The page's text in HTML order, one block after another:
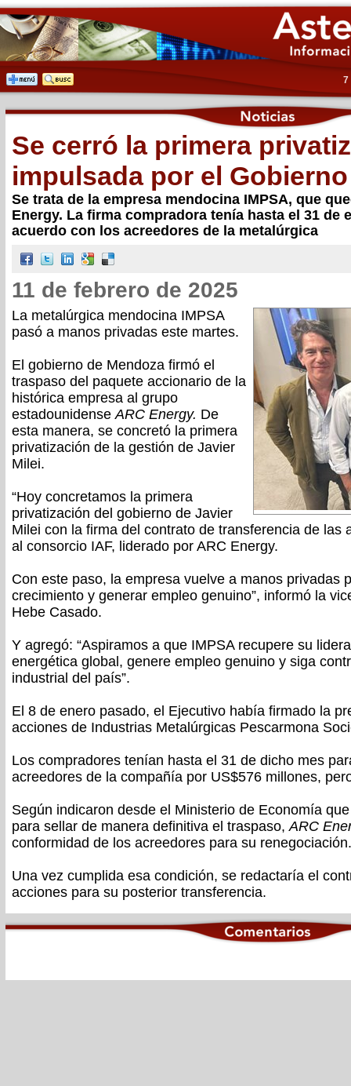
7
Se cerró la primera
impulsada por el
Se trata de la empresa mendocina IMPSA, que
Energy. La firma compradora tenía hasta el 31 de
acuerdo con los acreedores de la metalúrgica
11 de febrero de 2025
La metalúrgica mendocina IMPSA
pasó a manos privadas este martes.
El gobierno de Mendoza firmó el
traspaso del paquete accionario de la
histórica empresa al grupo
estadounidenseARC Energy. De
esta manera, se concretó la primera
privatización de la gestión de Javier
Milei.
“Hoy concretamos la primera
privatización del gobierno de Javier
Milei con la firma del contrato de transferencia de las
al consorcio IAF, liderado por ARC Energy.
Con este paso, la empresa vuelve a manos privadas
crecimiento y generar empleo genuino”, informó la
Hebe Casado.
Y agregó: “Aspiramos a que IMPSA recupere su
energética global, genere empleo genuino y siga
industrial del país”.
El 8 de enero pasado, el Ejecutivo había firmado la
acciones de Industrias Metalúrgicas Pescarmona
Los compradores tenían hasta el 31 de dicho mes
acreedores de la compañía por US$576 millones,
Según indicaron desde el Ministerio de Economía
para sellar de manera definitiva el traspaso,ARC
conformidad de los acreedores para su renegociación.
Una vez cumplida esa condición, se redactaría el
acciones para su posterior transferencia.